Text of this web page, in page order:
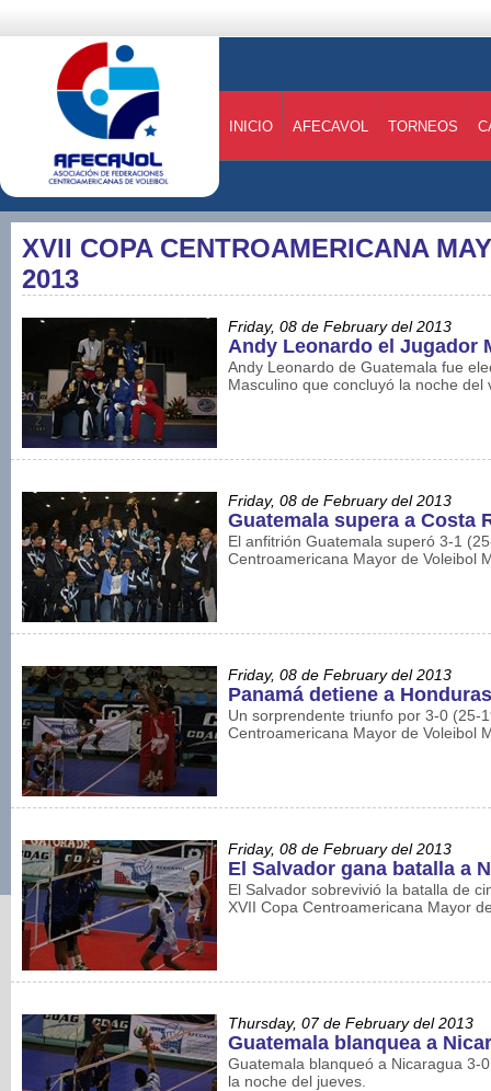
INICIO AFECAVOL TORNEOS
XVII COPA CENTROAMERICANA
2013
Friday, 08 de February del 2013
Andy Leonardo el Jugador
Andy Leonardo de Guatemala fue
Masculino que concluyó la noche
Friday, 08 de February del 2013
Guatemala supera a Costa
El anfitrión Guatemala superó 3-1
Centroamericana Mayor de Voleibol
Friday, 08 de February del 2013
Panamá detiene a
Un sorprendente triunfo por 3-0 (25-
Centroamericana Mayor de Voleibol
Friday, 08 de February del 2013
El Salvador gana batalla a
El Salvador sobrevivió la batalla de
XVII Copa Centroamericana Mayor
Thursday, 07 de February del 2013
Guatemala blanquea a
Guatemala blanqueó a Nicaragua 3-
la noche del jueves.